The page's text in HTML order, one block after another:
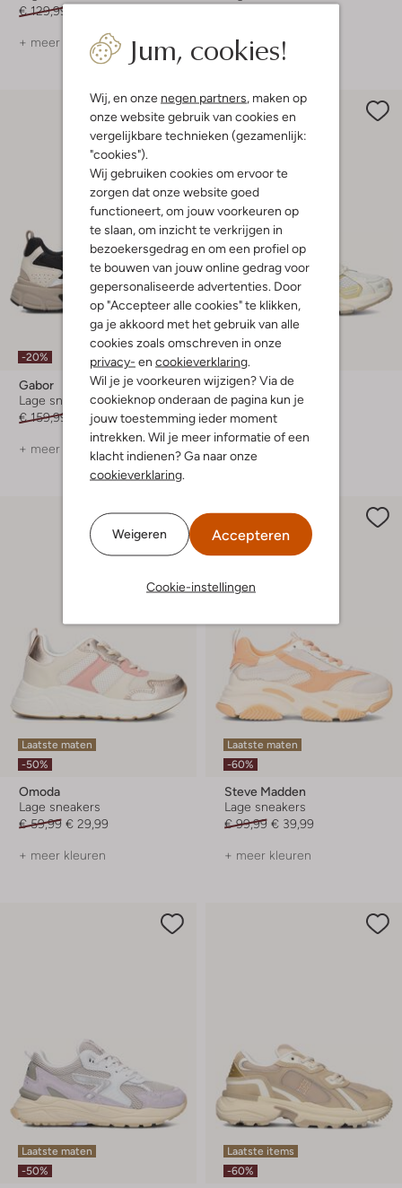
Jum, cookies!
Wij, en onze negen partners , maken op
onze website gebruik van cookies en
vergelijkbare technieken (gezamenlijk:
"cookies").
Wij gebruiken cookies om ervoor te
zorgen dat onze website goed
functioneert, om jouw voorkeuren op
te slaan, om inzicht te verkrijgen in
bezoekersgedrag en om een profiel op
te bouwen van jouw online gedrag voor
gepersonaliseerde advertenties. Door
op "Accepteer alle cookies" te klikken,
ga je akkoord met het gebruik van alle
cookies zoals omschreven in onze
privacy- en cookieverklaring
Wil je je voorkeuren wijzigen? Via de
cookieknop onderaan de pagina kun je
jouw toestemming ieder moment
intrekken. Wil je meer informatie of een
klacht indienen? Ga naar onze
cookieverklaring
Weigeren Accepteren
Cookie-instellingen
€ 129,99
+ meer kleuren + meer kleuren
-20%
Gabor
Lage sneakers
€ 159,99
€ 127,99
+ meer kleuren
Laatste item
-60%
Tommy Jeans
Lage sneakers
€ 129,99 € 51,99
Laatste maten
-50%
Omoda
Lage sneakers
€ 59,99 € 29,99
+ meer kleuren
Laatste maten
-60%
Steve Madden
Lage sneakers
€ 99,99 € 39,99
+ meer kleuren
Laatste maten
-50%
Laatste items
-60%